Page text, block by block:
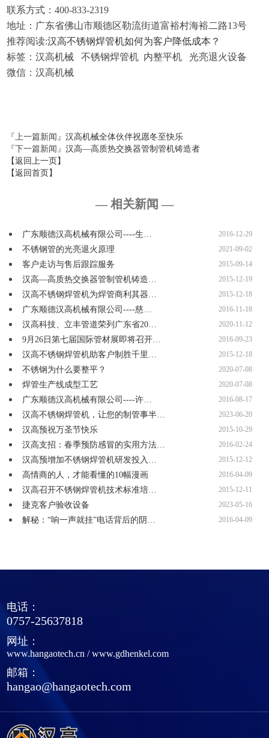
联系方式：400-833-2319
地址：广东省佛山市顺德区勒流街道富裕村海裕二路13号
推荐阅读:汉高不锈钢焊管机如何为客户降低成本？
标签：汉高机械
不锈钢焊管机 内整平机
光亮退火设备
微信：汉高机械
『上一篇新闻』汉高机械全体伙伴祝愿冬至快乐
『下一篇新闻』汉高—高质热交换器管制管机铸造者
【返回上一页】
【返回首页】
— 相关新闻 —
广东顺德汉高机械有限公司----生… 2016-12-29
不锈钢管的光亮退火原理 2021-09-02
客户走访与售后跟踪服务 2015-09-14
汉高—高质热交换器管制管机铸造… 2015-12-19
汉高不锈钢焊管机为焊管商利其器… 2015-12-18
广东顺德汉高机械有限公司----慈… 2016-11-18
汉高科技、立丰管道荣列广东省20… 2020-11-12
9月26日第七届国际管材展即将召开… 2016-09-23
汉高不锈钢焊管机助客户制胜千里… 2015-12-18
不锈钢为什么要整平？ 2020-07-08
焊管生产线成型工艺 2020-07-08
广东顺德汉高机械有限公司----许… 2016-08-17
汉高不锈钢焊管机，让您的制管事半… 2023-06-20
汉高预祝万圣节快乐 2015-10-29
汉高支招：春季预防感冒的实用方法… 2016-02-24
汉高预增加不锈钢焊管机研发投入… 2015-12-12
高情商的人，才能看懂的10幅漫画 2016-04-09
汉高召开不锈钢焊管机技术标准培… 2015-12-11
捷克客户验收设备 2023-05-16
解秘：“响一声就挂”电话背后的阴… 2016-04-09
电话：
0757-25637818
网址：
www.hangaotech.cn /www.gdhenkel.com
邮箱：
hangao@hangaotech.com